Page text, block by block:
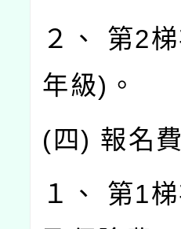
２、 第2
年級)。
(四) 報名費
１、 第1